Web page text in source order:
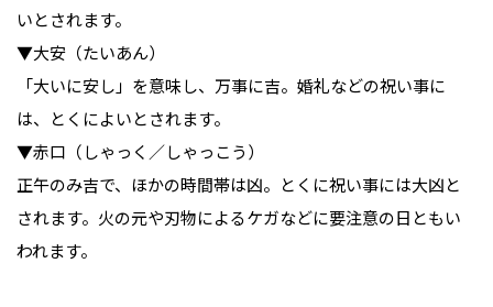
いとされます。
▼大安（たいあん）
「大いに安し」を意味し、万事に吉。婚礼などの祝い事に
は、とくによいとされます。
▼赤口（しゃっく／しゃっこう）
正午のみ吉で、ほかの時間帯は凶。とくに祝い事には大凶と
されます。火の元や刃物によるケガなどに要注意の日ともい
われます。